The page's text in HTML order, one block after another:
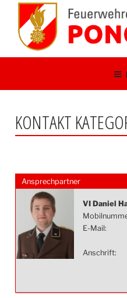
springen
KONTAKT
Ansprechpartner
VI Daniel
E-Mail:
Anschrift: